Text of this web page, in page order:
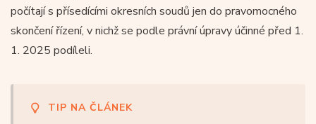
počítají s přísedícími okresních soudů jen do pravomocného
skončení řízení, v nichž se podle právní úpravy účinné před 1.
1. 2025 podíleli.
TIP NA ČLÁNEK